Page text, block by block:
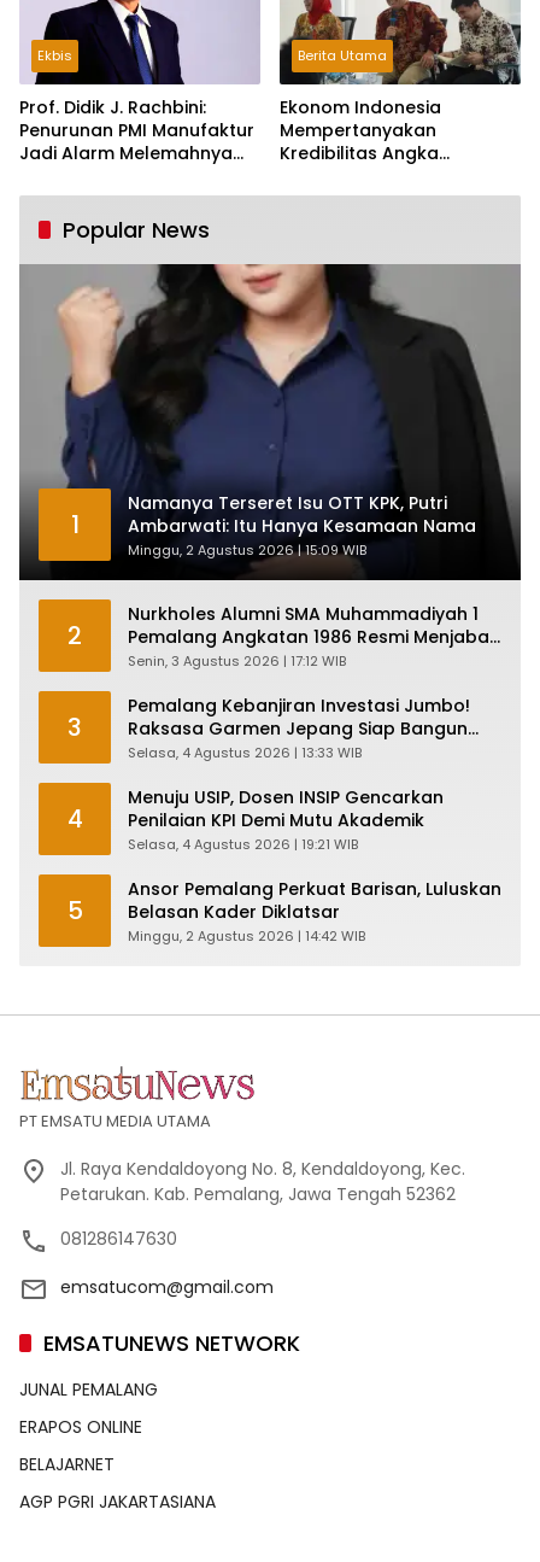
Ekbis
Prof. Didik J. Rachbini:
Penurunan PMI Manufaktur
Jadi Alarm Melemahnya
Berita Utama
Ekonom Indonesia
Mempertanyakan
Kredibilitas Angka
Tumbuh Tapi Rapuh
Popular News
1
Namanya Terseret Isu OTT KPK, Putri
Ambarwati: Itu Hanya Kesamaan Nama
Minggu, 2 Agustus 2026 | 15:09 WIB
2
Nurkholes Alumni SMA Muhammadiyah 1
Pemalang Angkatan 1986 Resmi Menjabat
Plt Bupati, Inilah Pesan Ketua Asmam 86
Senin, 3 Agustus 2026 | 17:12 WIB
3
Pemalang Kebanjiran Investasi Jumbo!
Raksasa Garmen Jepang Siap Bangun
Pabrik dan Serap Ribuan Tenaga Kerja
Selasa, 4 Agustus 2026 | 13:33 WIB
4
Menuju USIP, Dosen INSIP Gencarkan
Penilaian KPI Demi Mutu Akademik
Selasa, 4 Agustus 2026 | 19:21 WIB
5
Ansor Pemalang Perkuat Barisan, Luluskan
Belasan Kader Diklatsar
Minggu, 2 Agustus 2026 | 14:42 WIB
PT EMSATU MEDIA UTAMA
Jl. Raya Kendaldoyong No. 8, Kendaldoyong, Kec.
Petarukan. Kab. Pemalang, Jawa Tengah 52362
081286147630
emsatucom@gmail.com
EMSATUNEWS NETWORK
JUNAL PEMALANG
ERAPOS ONLINE
BELAJARNET
AGP PGRI JAKARTASIANA